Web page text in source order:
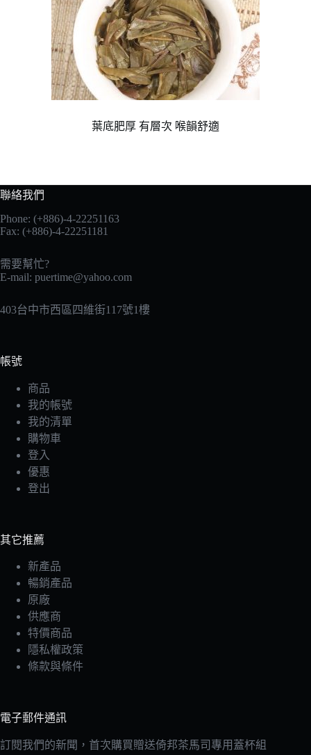
葉底肥厚 有層次 喉韻舒適
聯絡我們
Phone: (+886)-4-22251163
Fax: (+886)-4-22251181
需要幫忙?
E-mail: puertime@yahoo.com
403台中市西區四維街117號1樓
帳號
商品
我的帳號
我的清單
購物車
登入
優惠
登出
其它推薦
新產品
暢銷產品
原廠
供應商
特價商品
隱私權政策
條款與條件
電子郵件通訊
訂閱我們的新聞，首次購買贈送倚邦茶馬司專用蓋杯組